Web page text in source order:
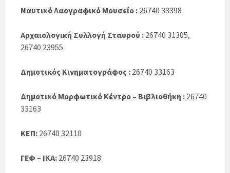
Ναυτικό Λαογραφικό Μουσείο : 26740 33398
Αρχαιολογική Συλλογή Σταυρού : 26740 31305,
26740 23955
Δημοτικός Κινηματογράφος : 26740 33163
Δημοτικό Μορφωτικό Κέντρο – Βιβλιοθήκη : 26740
33163
ΚΕΠ: 26740 32110
ΓΕΦ – ΙΚΑ: 26740 23918